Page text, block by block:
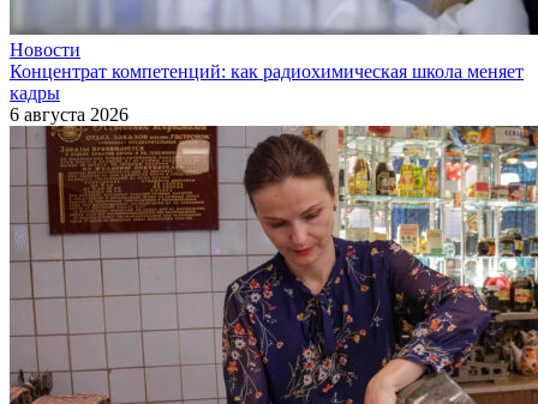
Новости
Концентрат компетенций: как радиохимическая школа меняет
кадры
6 августа 2026